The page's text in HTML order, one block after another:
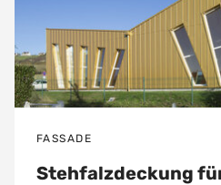
FASSADE
Stehfalzdeckung